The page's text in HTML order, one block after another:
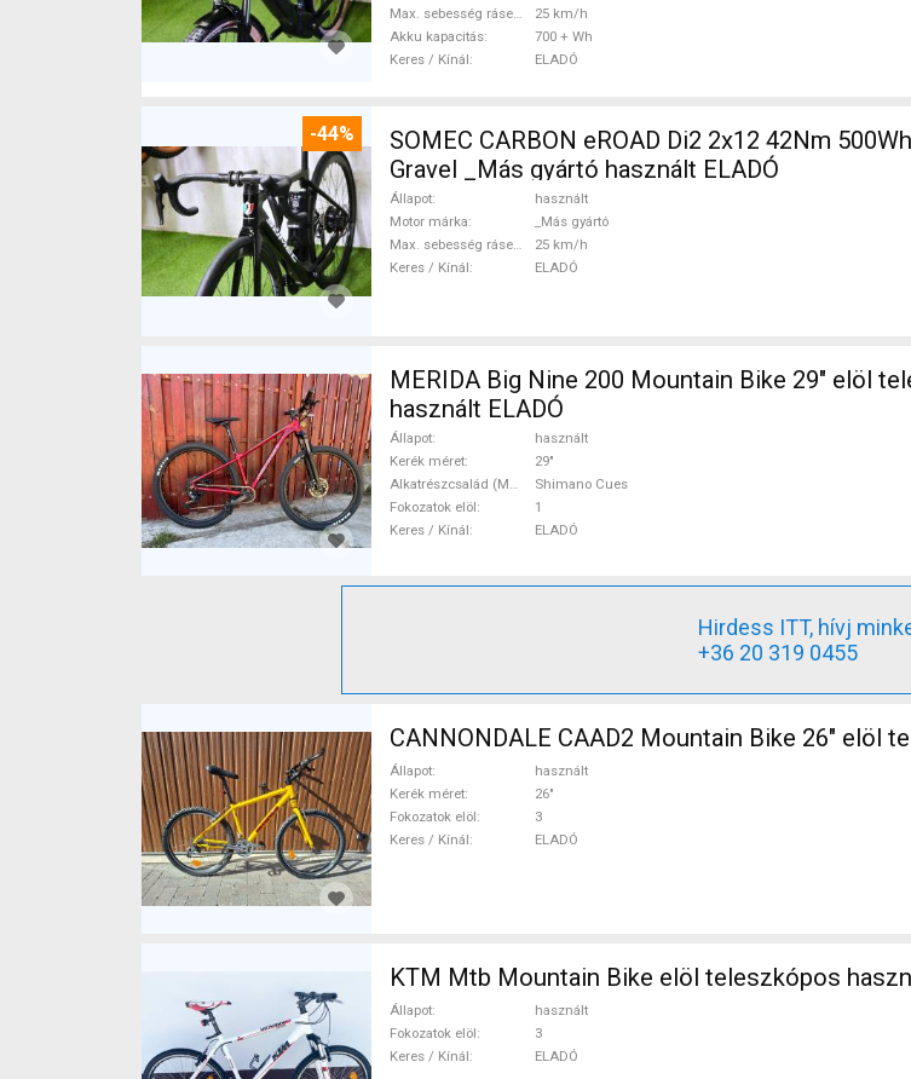
Max. sebesség rásegítéssel
25 km/h
Akku kapacitás
700 + Wh
Keres / Kínál
ELADÓ
-44%
SOMEC CARBON eROAD Di2 2x12 42Nm
Gravel _Más gyártó használt ELADÓ
Állapot
használt
Motor márka
_Más gyártó
Max. sebesség rásegítéssel
25 km/h
Keres / Kínál
ELADÓ
MERIDA Big Nine 200 Mountain Bike 29" elöl
használt ELADÓ
Állapot
használt
Kerék méret
29"
Alkatrészcsalád (MTB)
Shimano Cues
Fokozatok elöl
1
Keres / Kínál
ELADÓ
Hirdess ITT, hívj
+36 20 319 0455
CANNONDALE CAAD2 Mountain Bike 26" elöl
Állapot
használt
Kerék méret
26"
Fokozatok elöl
3
Keres / Kínál
ELADÓ
KTM Mtb Mountain Bike elöl teleszkópos
Állapot
használt
Fokozatok elöl
3
Keres / Kínál
ELADÓ